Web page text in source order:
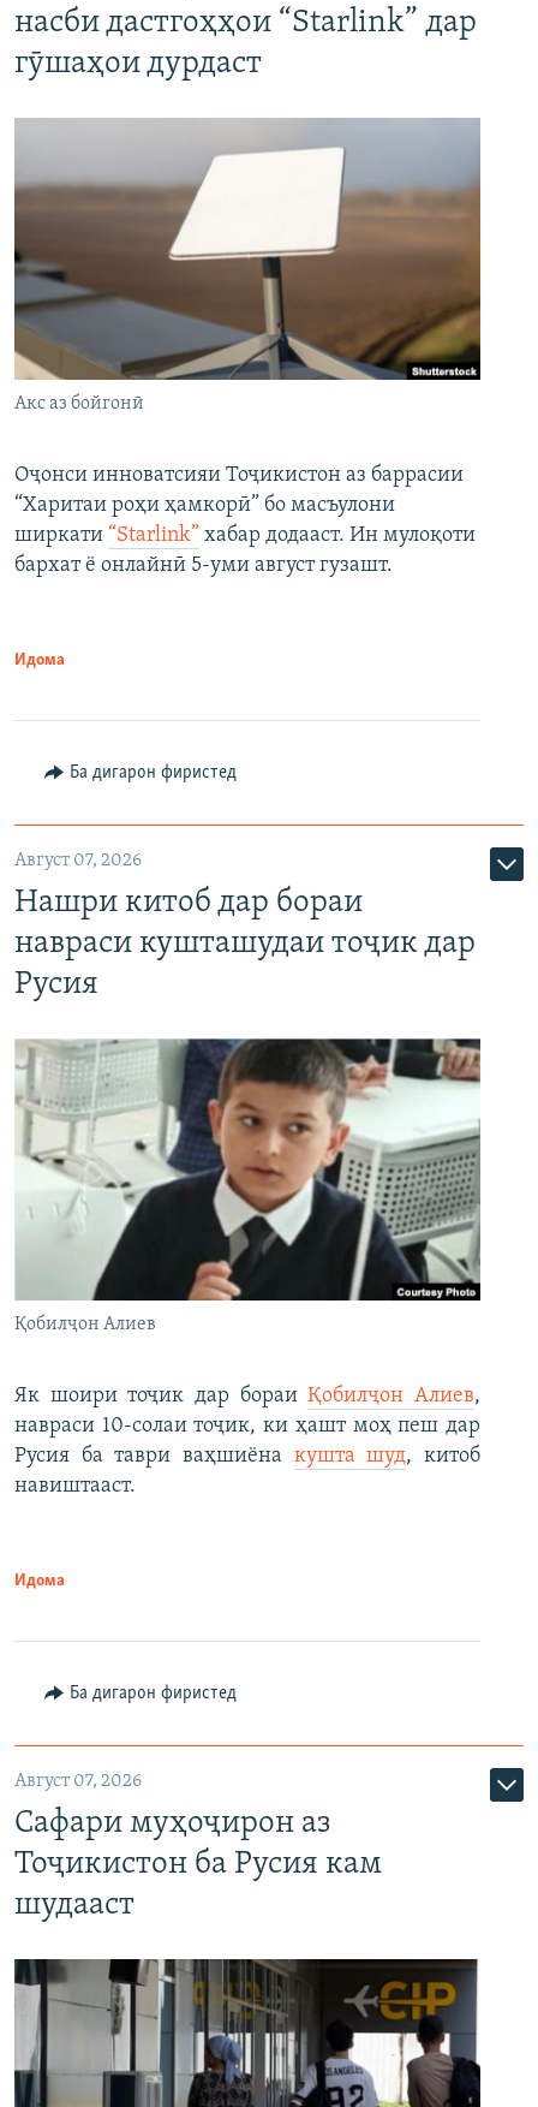
насби дастгоҳҳои “Starlink” дар
гӯшаҳои дурдаст
Акс аз бойгонӣ
Оҷонси инноватсияи Тоҷикистон аз баррасии
“Харитаи роҳи ҳамкорӣ” бо масъулони
ширкати “Starlink” хабар додааст. Ин мулоқоти
бархат ё онлайнӣ 5-уми август гузашт.
Идома
Ба дигарон фиристед
Август 07, 2026
Нашри китоб дар бораи
навраси кушташудаи тоҷик дар
Русия
Қобилҷон Алиев
Як шоири тоҷик дар бораиҚобилҷон Алиев,
навраси 10-солаи тоҷик, ки ҳашт моҳ пеш дар
Русия ба таври ваҳшиёна кушта шуд, китоб
навиштааст.
Идома
Ба дигарон фиристед
Август 07, 2026
Сафари муҳоҷирон аз
Тоҷикистон ба Русия кам
шудааст